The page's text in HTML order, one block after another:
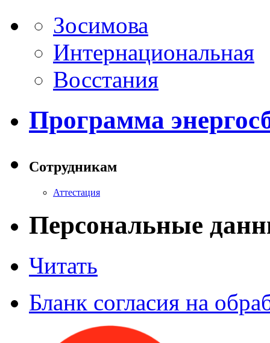
Зосимова
Интернациональная
Восстания
Программа
Сотрудникам
Аттестация
Персональные
Читать
Бланк согласия на